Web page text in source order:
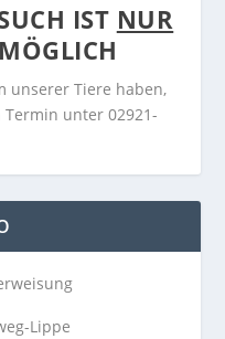
IST NUR
MÖGLICH
unserer Tiere haben,
unter 02921-
Lippe